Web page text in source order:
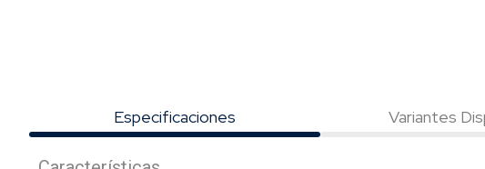
Especificaciones Variantes